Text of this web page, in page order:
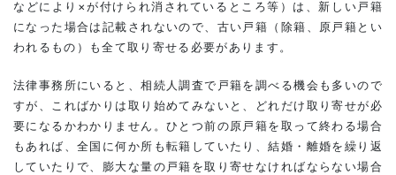
などにより×が付けられ消されているところ等）は、新しい戸籍
になった場合は記載されないので、古い戸籍（除籍、原戸籍とい
われるもの）も全て取り寄せる必要があります。
法律事務所にいると、相続人調査で戸籍を調べる機会も多いので
すが、こればかりは取り始めてみないと、どれだけ取り寄せが必
要になるかわかりません。ひとつ前の原戸籍を取って終わる場合
もあれば、全国に何か所も転籍していたり、結婚・離婚を繰り返
していたりで、膨大な量の戸籍を取り寄せなければならない場合